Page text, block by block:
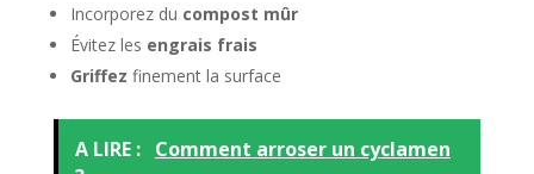
Incorporez du compost mûr
Évitez les engrais frais
Griffez finement la surface
A LIRE : Comment arroser un cyclamen